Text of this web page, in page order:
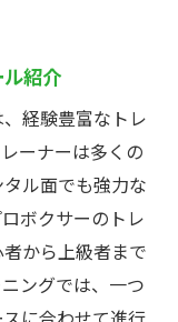
紹介
経験豊富なトレ
ーナーは多くの
ル面でも強力な
ボクサーのトレ
から上級者まで
ングでは、一つ